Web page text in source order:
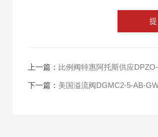
上一篇： 比例阀特惠阿托斯供应
下一篇： 美国溢流阀DGMC2-5-AB-